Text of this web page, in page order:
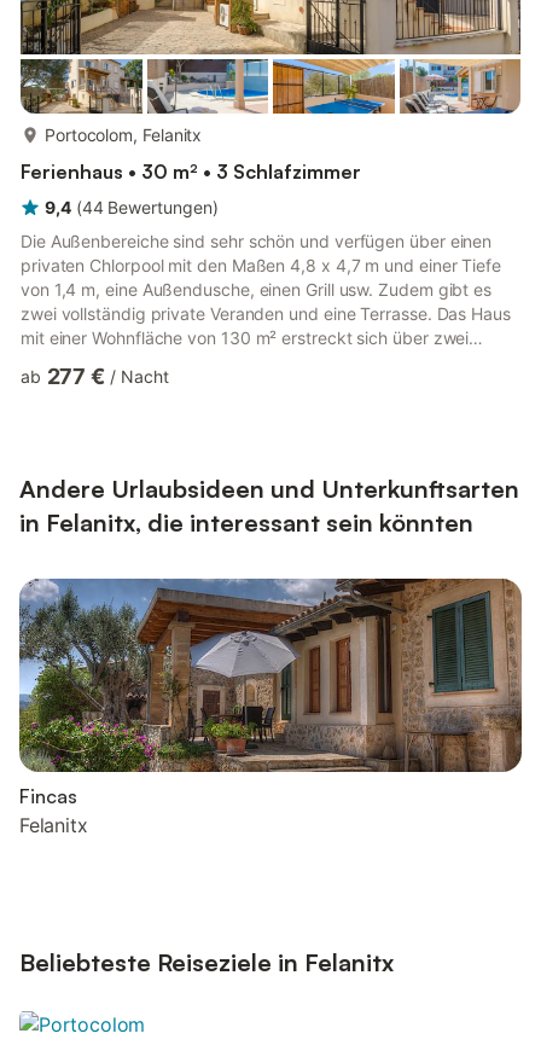
Portocolom, Felanitx
Ferienhaus • 30 m² • 3 Schlafzimmer
9,4 (44 Bewertungen)
Die Außenbereiche sind sehr schön und verfügen über einen
privaten Chlorpool mit den Maßen 4,8 x 4,7 m und einer Tiefe
von 1,4 m, eine Außendusche, einen Grill usw. Zudem gibt es
zwei vollständig private Veranden und eine Terrasse. Das Haus
mit einer Wohnfläche von 130 m² erstreckt sich über zwei
Erdgeschoss mit zwei Einzelbetten und zwei im ersten Stock,
Badewanne im e...
ab 277 € / Nacht
Andere Urlaubsideen und Unterkunftsarten
in Felanitx, die interessant sein könnten
Fincas
Felanitx
Beliebteste Reiseziele in Felanitx